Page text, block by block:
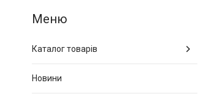
Каталог товарів
Новини